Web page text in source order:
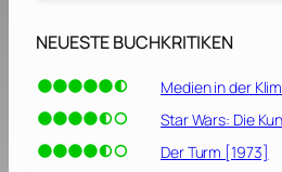
NEUESTE BUCHKRITIKEN
Medien in der
Star Wars: Die
Der Turm [1973]